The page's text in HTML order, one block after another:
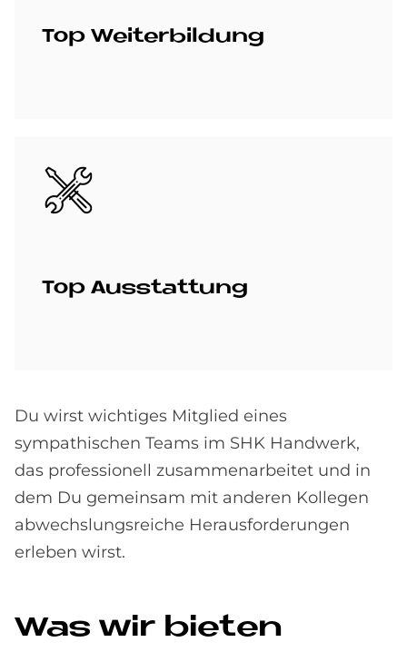
Top Wei­ter­bil­dung
Bild
Top Aus­stat­tung
Du wirst wichtiges Mitglied eines
sympathischen Teams im SHK Handwerk,
das professionell zusammenarbeitet und in
dem Du gemeinsam mit anderen Kollegen
abwechslungsreiche Herausforderungen
erleben wirst.
Was wir bie­ten